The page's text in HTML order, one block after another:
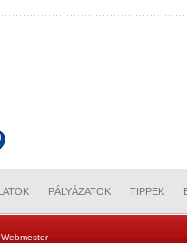
PÁLYÁZATOK TIPPEK
Webmester